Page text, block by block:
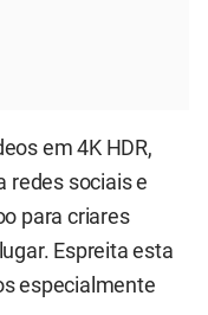
em 4K HDR,
redes sociais e
para criares
Espreita esta
especialmente